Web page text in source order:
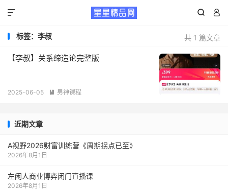
 

共 1 篇文章
标签：李叔
【李叔】关系缔造论完整版
2025-06-05  男神课程
近期文章
A视野2026财富训练营《周期拐点已至》
2026年8月1日
左闲人商业博弈闭门直播课
2026年8月1日